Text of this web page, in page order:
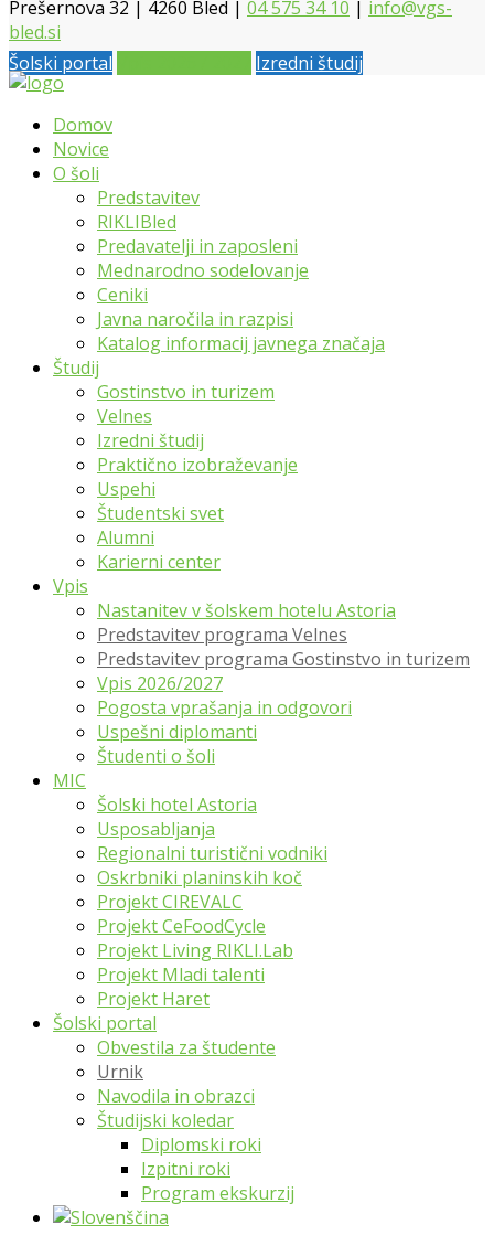
Prešernova 32 | 4260 Bled | 04 575 34 10 | info@vgs-
bled.si
Šolski portal
Izredni študij
Domov
Novice
O šoli
Predstavitev
RIKLIBled
Predavatelji in zaposleni
Mednarodno sodelovanje
Ceniki
Javna naročila in razpisi
Katalog informacij javnega značaja
Študij
Gostinstvo in turizem
Velnes
Izredni študij
Praktično izobraževanje
Uspehi
Študentski svet
Alumni
Karierni center
Vpis
Nastanitev v šolskem hotelu Astoria
Predstavitev programa Velnes
Predstavitev programa Gostinstvo in turizem
Vpis 2026/2027
Pogosta vprašanja in odgovori
Uspešni diplomanti
Študenti o šoli
MIC
Šolski hotel Astoria
Usposabljanja
Regionalni turistični vodniki
Oskrbniki planinskih koč
Projekt CIREVALC
Projekt CeFoodCycle
Projekt Living RIKLI.Lab
Projekt Mladi talenti
Projekt Haret
Šolski portal
Obvestila za študente
Urnik
Navodila in obrazci
Študijski koledar
Diplomski roki
Izpitni roki
Program ekskurzij